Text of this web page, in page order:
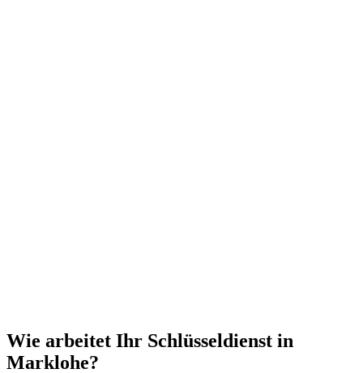
Wie arbeitet Ihr Schlüsseldienst in
Marklohe?